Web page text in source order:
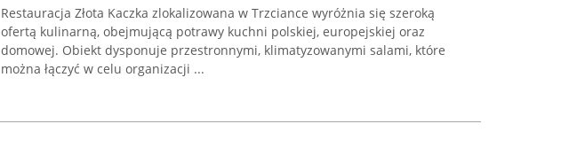
Restauracja Złota Kaczka zlokalizowana w Trzciance wyróżnia się szeroką
ofertą kulinarną, obejmującą potrawy kuchni polskiej, europejskiej oraz
domowej. Obiekt dysponuje przestronnymi, klimatyzowanymi salami, które
można łączyć w celu organizacji ...